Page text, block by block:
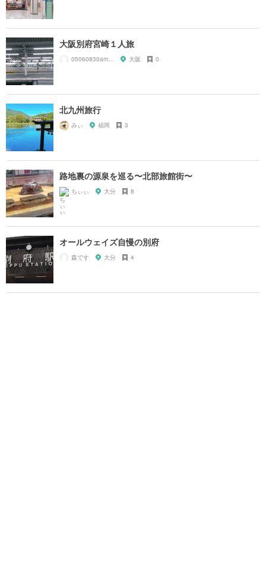
大阪別府宮崎１人旅
大阪 0
北九州旅行
みぃ 福岡 3
路地裏の源泉を巡る〜北部旅館街〜
ちぃぃ 大分 8
オールウェイズ自慢の別府
森です 大分 4